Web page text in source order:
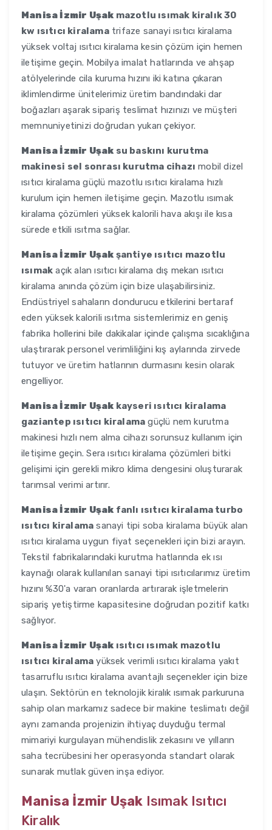
Manisa İzmir Uşak mazotlu ısımak kiralık 30
kw ısıtıcı kiralamatrifaze sanayi ısıtıcı kiralama
yüksek voltaj ısıtıcı kiralama kesin çözüm için hemen
iletişime geçin. Mobilya imalat hatlarında ve ahşap
atölyelerinde cila kuruma hızını iki katına çıkaran
iklimlendirme ünitelerimiz üretim bandındaki dar
boğazları aşarak sipariş teslimat hızınızı ve müşteri
memnuniyetinizi doğrudan yukarı çekiyor.
Manisa İzmir Uşak su baskını kurutma
makinesi sel sonrası kurutma cihazı mobil dizel
ısıtıcı kiralama güçlü mazotlu ısıtıcı kiralama hızlı
kurulum için hemen iletişime geçin. Mazotlu ısımak
kiralama çözümleri yüksek kalorili hava akışı ile kısa
sürede etkili ısıtma sağlar.
Manisa İzmir Uşak şantiye ısıtıcı mazotlu
ısımak açık alan ısıtıcı kiralama dış mekan ısıtıcı
kiralama anında çözüm için bize ulaşabilirsiniz.
Endüstriyel sahaların dondurucu etkilerini bertaraf
eden yüksek kalorili ısıtma sistemlerimiz en geniş
fabrika hollerini bile dakikalar içinde çalışma sıcaklığına
ulaştırarak personel verimliliğini kış aylarında zirvede
tutuyor ve üretim hatlarının durmasını kesin olarak
engelliyor.
Manisa İzmir Uşak kayseri ısıtıcı kiralama
gaziantep ısıtıcı kiralama güçlü nem kurutma
makinesi hızlı nem alma cihazı sorunsuz kullanım için
iletişime geçin. Sera ısıtıcı kiralama çözümleri bitki
gelişimi için gerekli mikro klima dengesini oluşturarak
tarımsal verimi artırır.
Manisa İzmir Uşak fanlı ısıtıcı kiralama turbo
ısıtıcı kiralama sanayi tipi soba kiralama büyük alan
ısıtıcı kiralama uygun fiyat seçenekleri için bizi arayın.
Tekstil fabrikalarındaki kurutma hatlarında ek ısı
kaynağı olarak kullanılan sanayi tipi ısıtıcılarımız üretim
hızını %30'a varan oranlarda artırarak işletmelerin
sipariş yetiştirme kapasitesine doğrudan pozitif katkı
sağlıyor.
Manisa İzmir Uşak ısıtıcı ısımak mazotlu
ısıtıcı kiralama yüksek verimli ısıtıcı kiralama yakıt
tasarruflu ısıtıcı kiralama avantajlı seçenekler için bize
ulaşın. Sektörün en teknolojik kiralık ısımak parkuruna
sahip olan markamız sadece bir makine teslimatı değil
aynı zamanda projenizin ihtiyaç duyduğu termal
mimariyi kurgulayan mühendislik zekasını ve yılların
saha tecrübesini her operasyonda standart olarak
sunarak mutlak güven inşa ediyor.
Manisa İzmir Uşak Isımak Isıtıcı
Kiralık